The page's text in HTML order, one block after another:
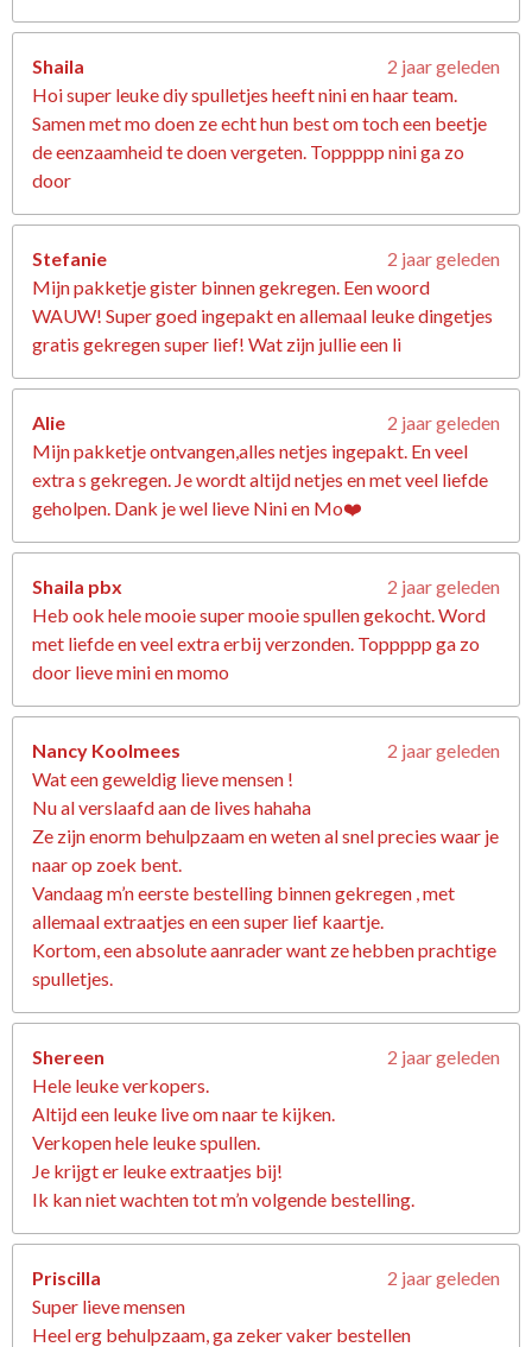
Shaila
2 jaar geleden
Hoi super leuke diy spulletjes heeft nini en haar team.
Samen met mo doen ze echt hun best om toch een beetje
de eenzaamheid te doen vergeten. Toppppp nini ga zo
door
Stefanie
2 jaar geleden
Mijn pakketje gister binnen gekregen. Een woord
WAUW! Super goed ingepakt en allemaal leuke dingetjes
gratis gekregen super lief! Wat zijn jullie een li
Alie
2 jaar geleden
Mijn pakketje ontvangen,alles netjes ingepakt. En veel
extra s gekregen. Je wordt altijd netjes en met veel liefde
geholpen. Dank je wel lieve Nini en Mo❤️
Shaila pbx
2 jaar geleden
Heb ook hele mooie super mooie spullen gekocht. Word
met liefde en veel extra erbij verzonden. Toppppp ga zo
door lieve mini en momo
Nancy Koolmees
2 jaar geleden
Wat een geweldig lieve mensen !
Nu al verslaafd aan de lives hahaha
Ze zijn enorm behulpzaam en weten al snel precies waar je
naar op zoek bent.
Vandaag m’n eerste bestelling binnen gekregen , met
allemaal extraatjes en een super lief kaartje.
Kortom, een absolute aanrader want ze hebben prachtige
spulletjes.
Shereen
2 jaar geleden
Hele leuke verkopers.
Altijd een leuke live om naar te kijken.
Verkopen hele leuke spullen.
Je krijgt er leuke extraatjes bij!
Ik kan niet wachten tot m’n volgende bestelling.
Priscilla
2 jaar geleden
Super lieve mensen
Heel erg behulpzaam, ga zeker vaker bestellen